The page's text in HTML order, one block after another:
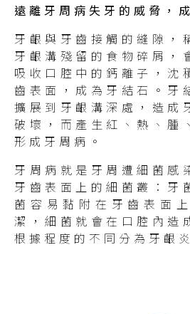
遠離牙周病失牙的威脅，
牙齦與牙齒接觸的縫隙，
牙齦溝殘留的食物碎屑，
吸收口腔中的鈣離子，沈
齒表面，成為牙結石。牙
擴展到牙齦溝深處，造成
破壞，而產生紅、熱、腫
形成牙周病。
牙周病就是牙周遭細菌感
牙齒表面上的細菌叢：牙
菌容易黏附在牙齒表面
潔，細菌就會在口腔內造
根據程度的不同分為牙齦